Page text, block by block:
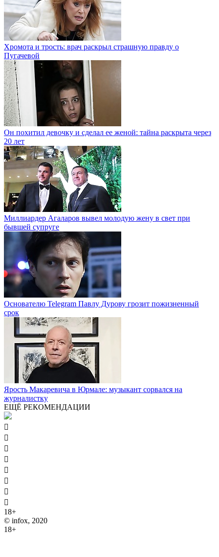
Хромота и трость: врач раскрыл страшную правду о
Пугачевой
Он похитил девочку и сделал ее женой: тайна раскрыта через
20 лет
Миллиардер Агаларов вывел молодую жену в свет при
бывшей супруге
Основателю Telegram Павлу Дурову грозит пожизненный
срок
Ярость Макаревича в Юрмале: музыкант сорвался на
журналистку
ЕЩЁ РЕКОМЕНДАЦИИ








18+
© infox, 2020
18+